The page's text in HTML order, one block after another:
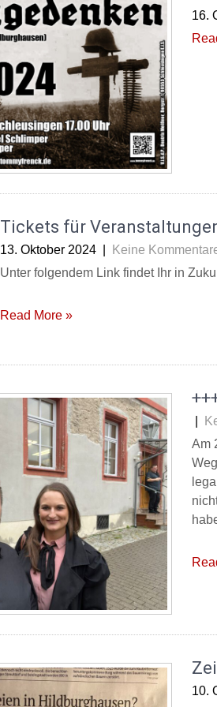
16.
Tickets für
13. Oktober 2024
Keine
Unter folgendem Link findet Ihr in
Read More »
Am
10.